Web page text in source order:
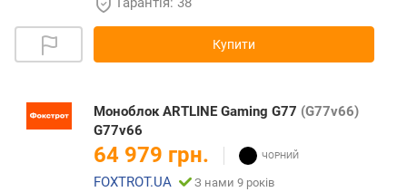
Купити
Моноблок ARTLINE Gaming G77 (G77v66)
G77v66
64 979 грн.
FOXTROT.UA З нами 9 років